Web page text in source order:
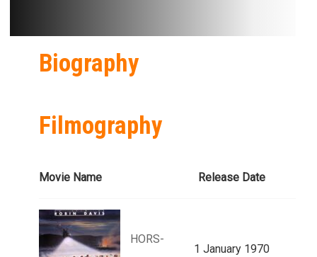
Biography
Filmography
Movie Name Release Date
HORS-
1 January 1970